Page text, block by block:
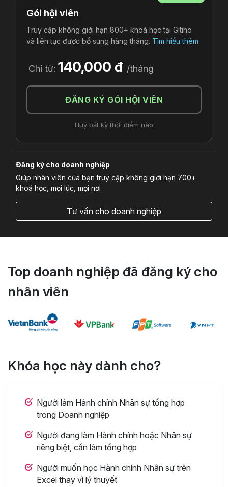
Gói hội viên
Truy cập không giới hạn 800+ khoá học tại Gitiho
và liên tục được bổ sung hàng tháng. Tìm hiểu thêm
Chỉ từ: 140,000 đ /tháng
ĐĂNG KÝ GÓI HỘI VIÊN
Huỷ bất kỳ thời điểm nào
Đăng ký cho doanh nghiệp
Giúp nhân viên của bạn truy cập không giới hạn 700+
khoá học, mọi lúc, mọi nơi
Tư vấn cho doanh nghiệp
Top doanh nghiệp đã đăng ký cho
nhân viên
Khóa học này dành cho?
Người làm Hành chính Nhân sự tổng hợp
trong Doanh nghiệp
Người đang làm Hành chính hoặc Nhân sự
riêng biệt, cần làm tổng hợp
Người muốn học Hành chính Nhân sự trên
Excel thay vì lý thuyết